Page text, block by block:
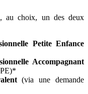
au choix, un des deux
Petite Enfance
Accompagnant
(via une demande